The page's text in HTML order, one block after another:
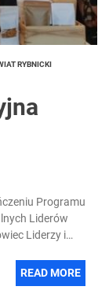
RYBNICKI
Programu
Liderów
Liderzy i
READ MORE